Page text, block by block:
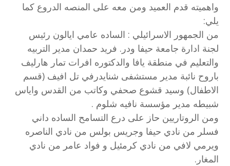
واهميته قدم العميد ومن معه على المنصه الدروع كما
يلي:
من الجمهور الاسرائيلي : الساده عامي ايالون رئيس
لجنة ادارة جامعة حيفا ودر. فريد حمدان مدير التربيه
والتعليم في منطقة يافا والدكتوره افرات تمار هارليف
باروح نائبة مدير مستشفى شنايدرفي تل افيف (قسم
الاطفال) وسيد قشوع صحفي وكاتب من القدس واياس
شبيطه مدير مؤسسة نافيه شلوم .
ومن الروتاريين حاز على درع التسامح الساده داني
فسلر من نادي حيفا وجريس بولس من نادي الناصره
ويرمي لافي من نادي كرمئيل و فواد عامر من نادي
المغار.